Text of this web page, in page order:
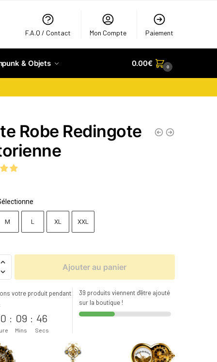
F.A.Q / Contact Mon Compte Paiement
& Objets 0.00€ 0
Robe Redingote
M L XL XXL
Ajouter au panier
votre produit pendant
: 09
Mins
: 44
Secs
39 produits viennent d'être ajouté
sur la boutique !